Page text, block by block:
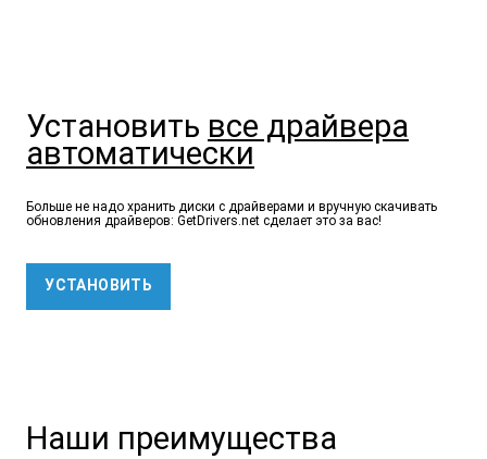
Установить все драйвера
автоматически
Больше не надо хранить диски с драйверами и вручную скачивать
обновления драйверов: GetDrivers.net cделает это за вас!
УСТАНОВИТЬ
Наши преимущества